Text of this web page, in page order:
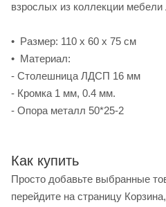
взрослых из коллекции
• Размер: 110 х 60 х 75 см
• Материал:
- Столешница ЛДСП 16 мм
- Кромка 1 мм, 0.4 мм.
- Опора металл 50*25-2
Как купить
Просто добавьте выбранные
перейдите на страницу